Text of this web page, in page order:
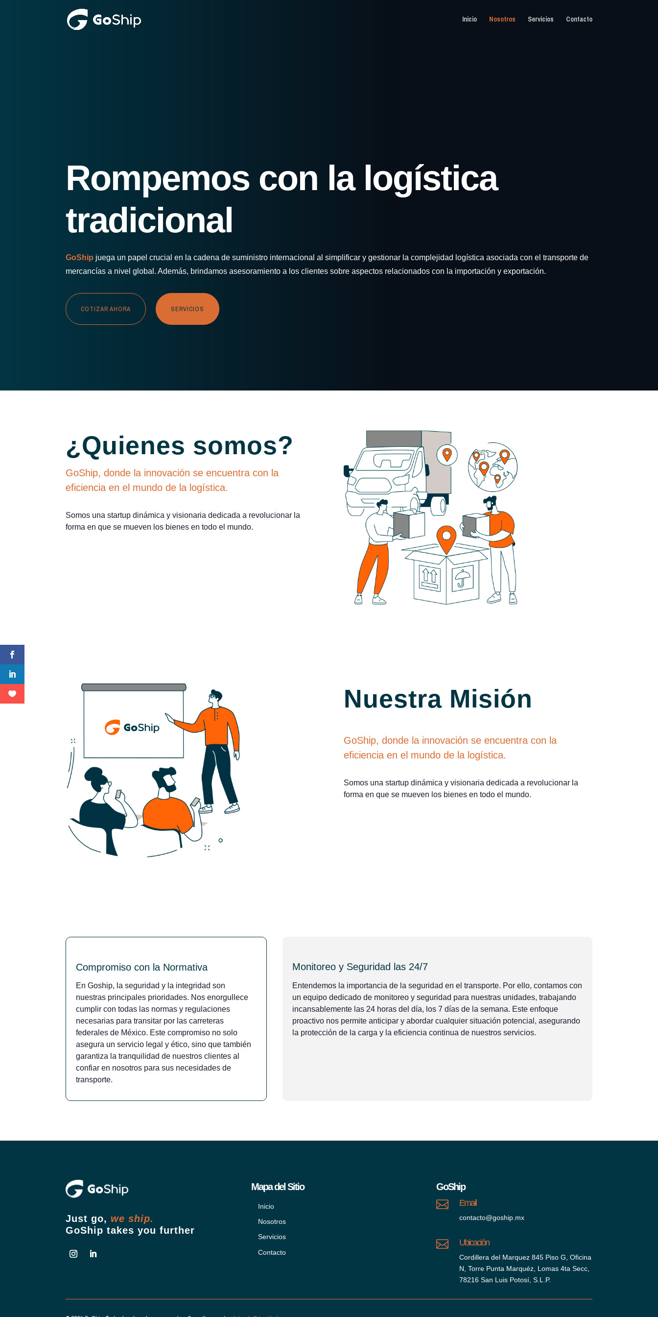
Inicio Nosotros Servicios Contacto
Rompemos con la logística
tradicional
GoShip juega un papel crucial en la cadena de suministro internacional al simplificar y gestionar la complejidad logística asociada con el transporte de
mercancías a nivel global. Además, brindamos asesoramiento a los clientes sobre aspectos relacionados con la importación y exportación.
COTIZAR AHORA SERVICIOS
¿Quienes somos?
GoShip, donde la innovación se encuentra con la
eficiencia en el mundo de la logística.
Somos una startup dinámica y visionaria dedicada a revolucionar la
forma en que se mueven los bienes en todo el mundo.
Nuestra Misión
GoShip, donde la innovación se encuentra con la
eficiencia en el mundo de la logística.
Somos una startup dinámica y visionaria dedicada a revolucionar la
forma en que se mueven los bienes en todo el mundo.
Compromiso con la Normativa
En Goship, la seguridad y la integridad son
nuestras principales prioridades. Nos enorgullece
cumplir con todas las normas y regulaciones
necesarias para transitar por las carreteras
federales de México. Este compromiso no solo
asegura un servicio legal y ético, sino que también
garantiza la tranquilidad de nuestros clientes al
confiar en nosotros para sus necesidades de
transporte.
Monitoreo y Seguridad las 24/7
Entendemos la importancia de la seguridad en el transporte. Por ello, contamos con
un equipo dedicado de monitoreo y seguridad para nuestras unidades, trabajando
incansablemente las 24 horas del día, los 7 días de la semana. Este enfoque
proactivo nos permite anticipar y abordar cualquier situación potencial, asegurando
la protección de la carga y la eficiencia continua de nuestros servicios.
Just go, we ship.
GoShip takes you further
Mapa del Sitio
Inicio
Nosotros
Servicios
Contacto
GoShip
 Email
contacto@goship.mx
 Ubicación
Cordillera del Marquez 845 Piso G, Oficina
N, Torre Punta Marquéz, Lomas 4ta Secc,
78216 San Luis Potosí, S.L.P.